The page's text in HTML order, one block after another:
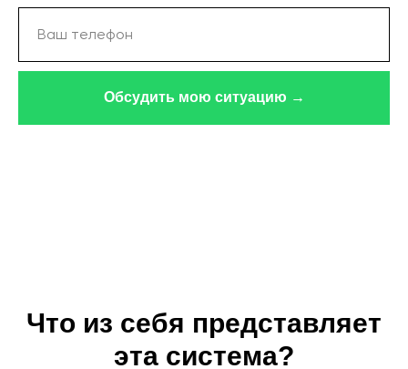
Обсудить мою ситуацию →
Что из себя представляет
эта система?